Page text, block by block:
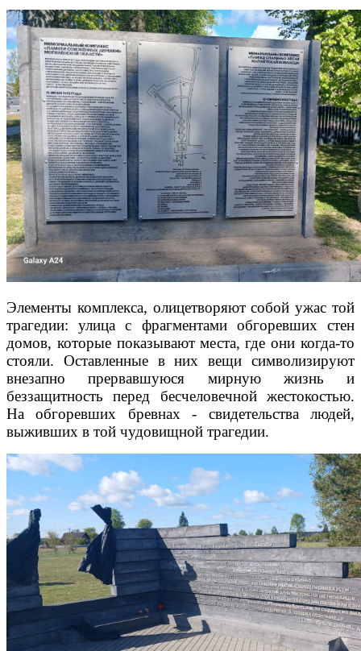
Элементы комплекса, олицетворяют собой ужас той
трагедии: улица с фрагментами обгоревших стен
домов, которые показывают места, где они когда-то
стояли. Оставленные в них вещи символизируют
внезапно прервавшуюся мирную жизнь и
беззащитность перед бесчеловечной жестокостью.
На обгоревших бревнах - свидетельства людей,
выживших в той чудовищной трагедии.